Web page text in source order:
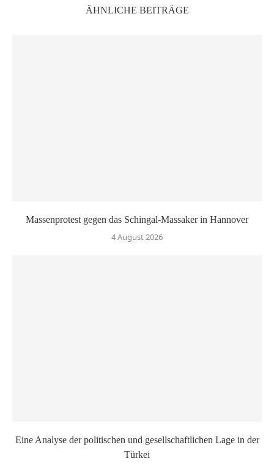
ÄHNLICHE BEITRÄGE
Massenprotest gegen das Schingal-Massaker in Hannover
4 August 2026
Eine Analyse der politischen und gesellschaftlichen Lage in der
Türkei